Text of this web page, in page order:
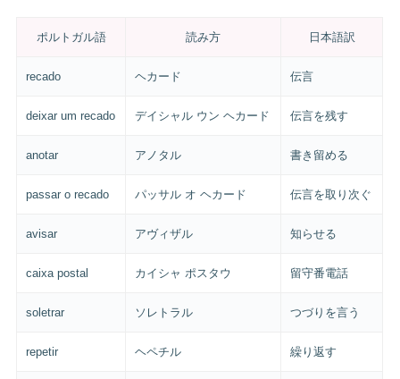
ポルトガル語 読み方 日本語訳
recado ヘカード 伝言
deixar um recado デイシャル ウン ヘカード 伝言を残す
anotar アノタル 書き留める
passar o recado パッサル オ ヘカード 伝言を取り次ぐ
avisar アヴィザル 知らせる
caixa postal カイシャ ポスタウ 留守番電話
soletrar ソレトラル つづりを言う
repetir ヘペチル 繰り返す